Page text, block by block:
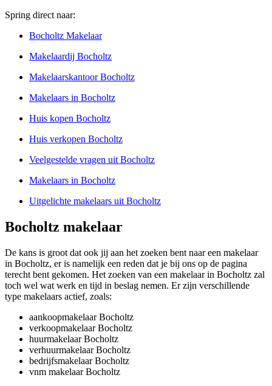
Spring direct naar:
Bocholtz Makelaar
Makelaardij Bocholtz
Makelaarskantoor Bocholtz
Makelaars in Bocholtz
Huis kopen Bocholtz
Huis verkopen Bocholtz
Veelgestelde vragen uit Bocholtz
Makelaars in Bocholtz
Uitgelichte makelaars uit Bocholtz
Bocholtz makelaar
De kans is groot dat ook jij aan het zoeken bent naar een makelaar
in Bocholtz, er is namelijk een reden dat je bij ons op de pagina
terecht bent gekomen. Het zoeken van een makelaar in Bocholtz zal
toch wel wat werk en tijd in beslag nemen. Er zijn verschillende
type makelaars actief, zoals:
aankoopmakelaar Bocholtz
verkoopmakelaar Bocholtz
huurmakelaar Bocholtz
verhuurmakelaar Bocholtz
bedrijfsmakelaar Bocholtz
vnm makelaar Bocholtz